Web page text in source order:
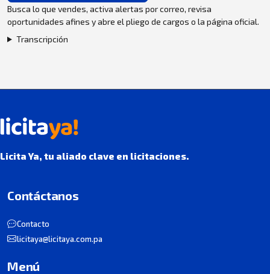
Busca lo que vendes, activa alertas por correo, revisa
oportunidades afines y abre el pliego de cargos o la página oficial.
Transcripción
Licita Ya, tu aliado clave en licitaciones.
Contáctanos
Contacto
licitaya@licitaya.com.pa
Menú